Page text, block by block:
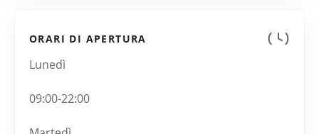
ORARI DI APERTURA
Lunedì
09:00-22:00